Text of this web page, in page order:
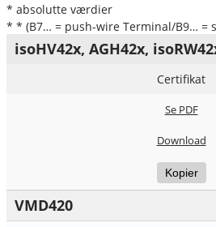
* absolutte værdier
* * (B7… = push-wire Terminal/B9… =
isoHV42x, AGH42x,
Certifikat
Se PDF
Download
Kopier
VMD420